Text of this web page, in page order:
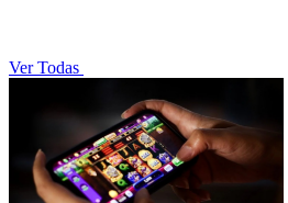
Ver Todas